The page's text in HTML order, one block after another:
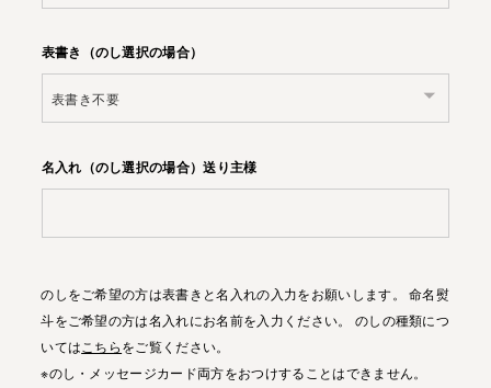
表書き（のし選択の場合）
名入れ（のし選択の場合）送り主様
のしをご希望の方は表書きと名入れの入力をお願いします。 命名熨
斗をご希望の方は名入れにお名前を入力ください。 のしの種類につ
いては こちらをご覧ください。
※のし・メッセージカード両方をおつけすることはできません。